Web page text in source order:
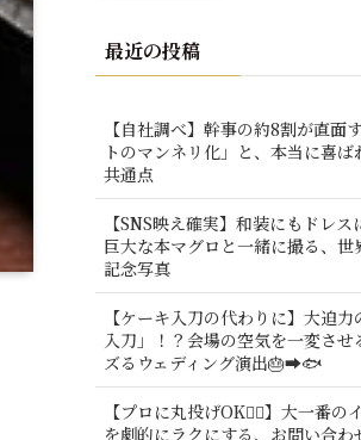
最近の投稿
【自社調べ】幹事の約8割が直面
トのマンネリ化」と、本当に喜ば
共通点
【SNS映え確実】和装にもドレス
巨大な本マグロと一緒に撮る、世
記念写真
【ケーキ入刀の代わりに】大迫力
入刀」！？会場の空気を一変させ
ズるウェディング演出🎂➡️🐟
【プロに丸投げOK🙆‍♂️】大一番の
を劇的にラクにする、お問い合わ